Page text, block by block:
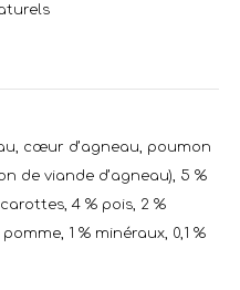
cœur d’agneau, poumon
de viande d’agneau), 5 %
4 % pois, 2 %
1 % minéraux, 0,1 %